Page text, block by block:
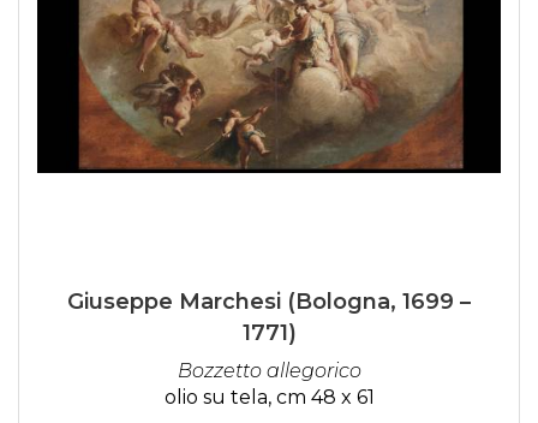
Giuseppe Marchesi (Bologna, 1699 –
1771)
Bozzetto allegorico
olio su tela, cm 48 x 61